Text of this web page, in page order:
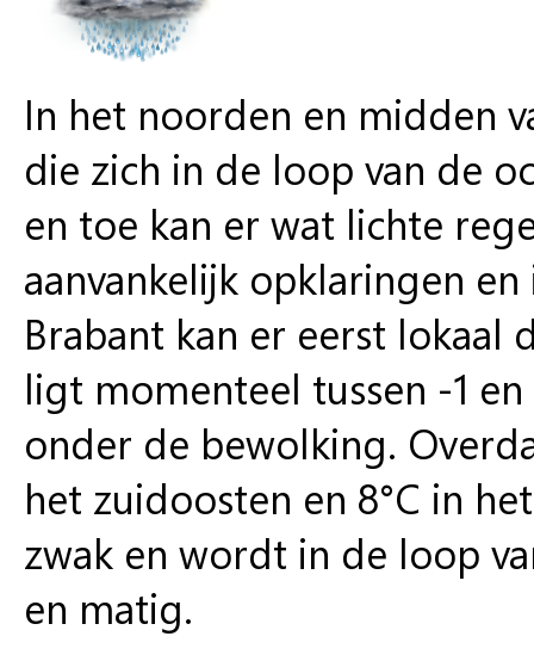
In het noorden en midden
die zich in de loop van de
en toe kan er wat lichte
aanvankelijk opklaringen
Brabant kan er eerst
ligt momenteel tussen -1
onder de bewolking.
het zuidoosten en 8°C in
zwak en wordt in de loop
en matig.